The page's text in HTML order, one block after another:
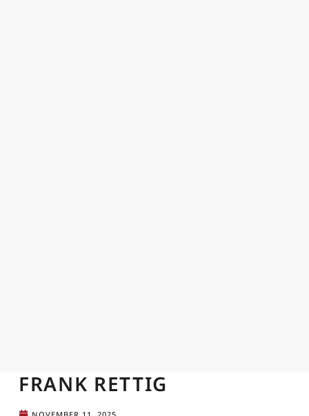
FRANK RETTIG